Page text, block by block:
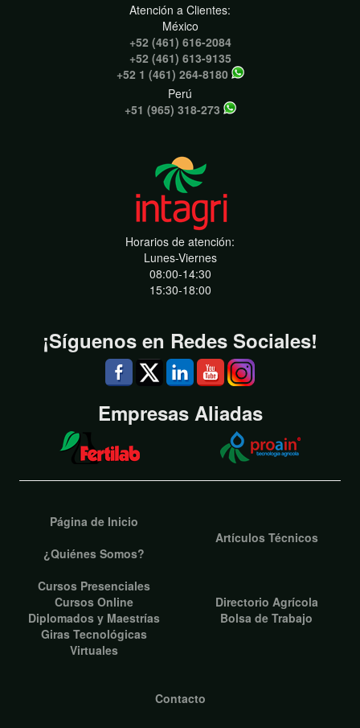
Atención a Clientes:
México
+52 (461) 616-2084
+52 (461) 613-9135
+52 1 (461) 264-8180
Perú
+51 (965) 318-273
Horarios de atención:
Lunes-Viernes
08:00-14:30
15:30-18:00
¡Síguenos en Redes Sociales!
Empresas Aliadas
Página de Inicio
¿Quiénes Somos?
Artículos Técnicos
Cursos Presenciales
Cursos Online
Diplomados y Maestrías
Giras Tecnológicas
Virtuales
Directorio Agrícola
Bolsa de Trabajo
Contacto